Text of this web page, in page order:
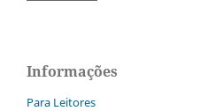
Informações
Para Leitores